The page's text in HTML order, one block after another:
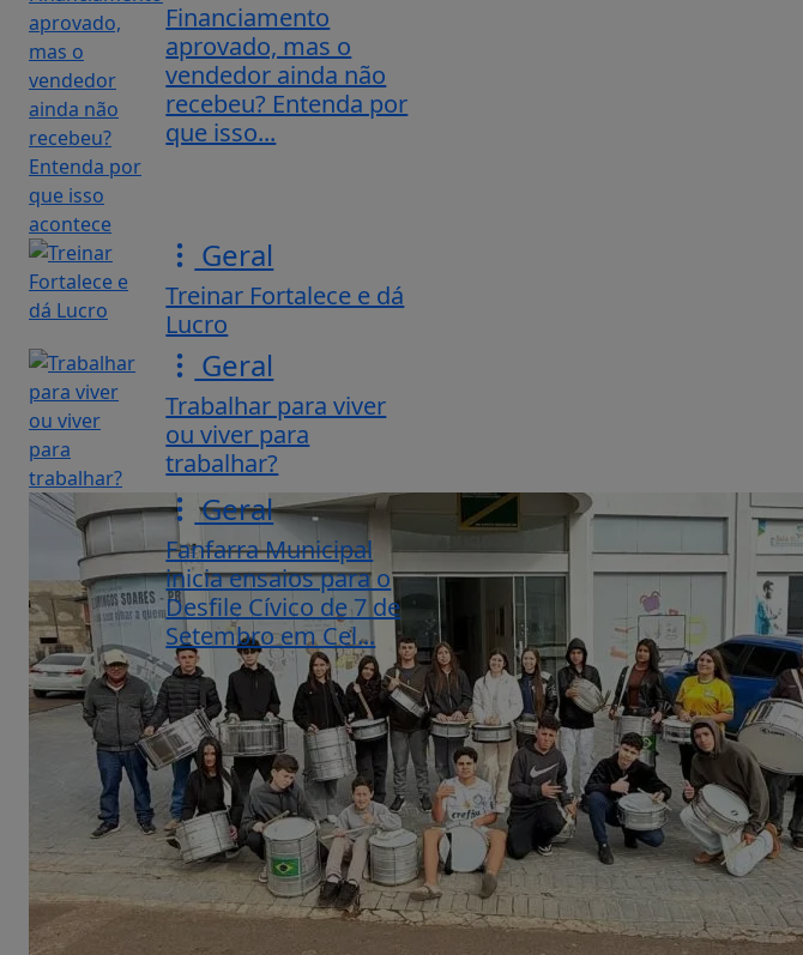
Financiamento
aprovado, mas o
vendedor ainda não
recebeu? Entenda por
que isso...
Geral
Treinar Fortalece e dá
Lucro
Geral
Trabalhar para viver
ou viver para
trabalhar?
Geral
Fanfarra Municipal
inicia ensaios para o
Desfile Cívico de 7 de
Setembro em Cel...